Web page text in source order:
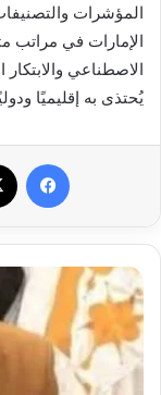
المؤشرات
الإمارات في مراتب
الاصطناعي
يُحتذى به إقليميًا